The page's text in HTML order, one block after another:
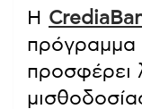
Η
πρόγραμμα
προσφέρει